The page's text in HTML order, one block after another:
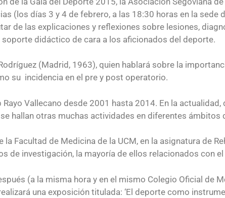
(los días 3 y 4 de febrero, a las 18:30 horas en la sede
de las explicaciones y reflexiones sobre lesiones,
didáctico de cara a los aficionados del deporte.
(Madrid, 1963), quien hablará sobre la
su incidencia en el pre y post operatorio.
Vallecano desde 2001 hasta 2014. En la
hallan otras muchas actividades en diferentes ámbitos
Facultad de Medicina de la UCM, en la asignatura de
de investigación, la mayoría de ellos relacionados con
(a la misma hora y en el mismo Colegio Oficial de
una exposición titulada: ‘El deporte como